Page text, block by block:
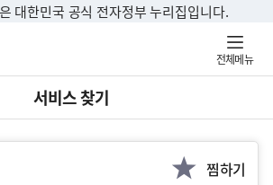
대한민국 공식 전자정부 누리집입니다.
전체메뉴
서비스 찾기
찜하기